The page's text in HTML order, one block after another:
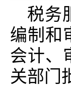
税务
编制和
会计、
关部门